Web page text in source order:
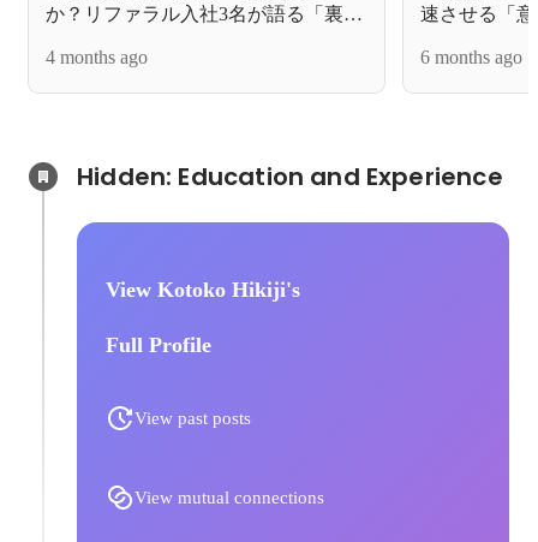
か？リファラル入社3名が語る「裏表
4 months ago
速させる「
6 months ago
View Kotoko Hikiji's
Full Profile
View past posts
View mutual connections